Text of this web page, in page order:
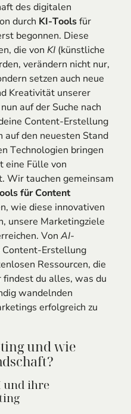
des digitalen
durch KI-Toolsfür
begonnen. Diese
die von KI(künstliche
verändern nicht nur,
setzen auch neue
Kreativität unserer
auf der Suche nach
Content-Erstellung
auf den neuesten Stand
Technologien bringen
eine Fülle von
Wir tauchen gemeinsam
für Content
wie diese innovativen
unsere Marketingziele
Von AI-
Erstellung
Ressourcen, die
findest du alles, was du
wandelnden
erfolgreich zu
und wie
und ihre